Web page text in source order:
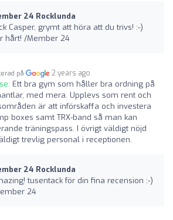
24 Rocklunda
Casper, grymt att höra att du trivs! :-)
hårt! /Member 24
på 2 years ago
Ett bra gym som håller bra ordning på
med mera. Upplevs som rent och
är att införskaffa och investera
boxes samt TRX-band så man kan
träningspass. I övrigt väldigt nöjd
trevlig personal i receptionen.
24 Rocklunda
tusentack för din fina recension :-)
24